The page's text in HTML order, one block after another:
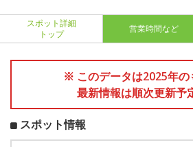
スポット詳細
トップ
営業時間など
※ このデータは2025年の
最新情報は順次更新予
スポット情報